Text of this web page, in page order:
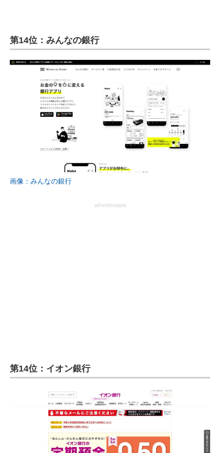
電子設計の基本と応用
建設×テクノロジーの最前線
ちょっと気になるネットの話題
第14位：みんなの銀行
画像：みんなの銀行
advertisement
第14位：イオン銀行